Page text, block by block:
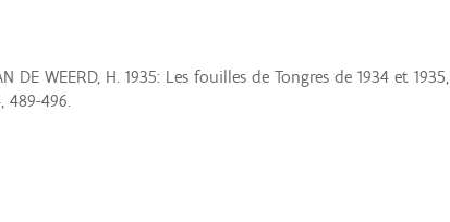
DE WEERD, H. 1935: Les fouilles de Tongres de 1934 et 1935,
489-496.